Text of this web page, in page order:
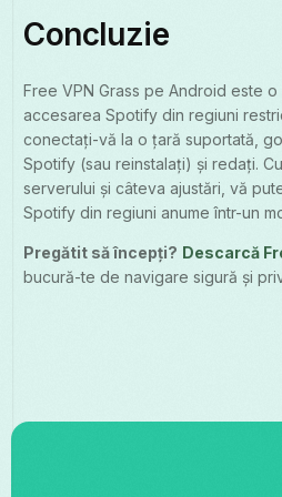
Concluzie
Free VPN Grass pe Android este
accesarea Spotify din regiuni
conectați-vă la o țară suportată,
Spotify (sau reinstalați) și redați.
serverului și câteva ajustări, vă
Spotify din regiuni anume într-un
Pregătit să începți? Descarcă
bucură-te de navigare sigură și